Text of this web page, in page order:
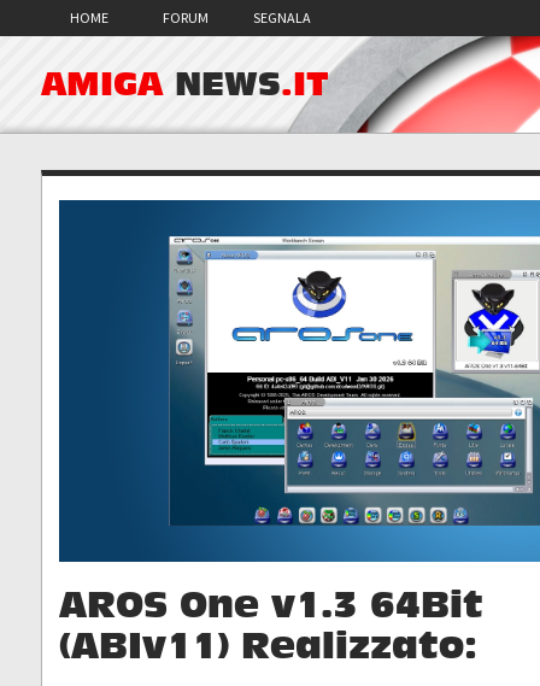
HOME FORUM SEGNALA
AMIGA NEWS.IT
AROS One v1.3 64Bit
(ABIv11) Realizzato: